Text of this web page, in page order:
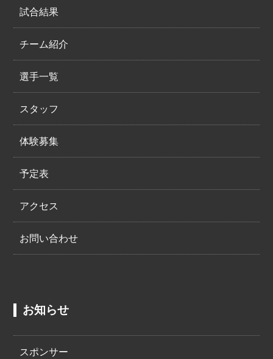
試合結果
チーム紹介
選手一覧
スタッフ
体験募集
予定表
アクセス
お問い合わせ
お知らせ
スポンサー